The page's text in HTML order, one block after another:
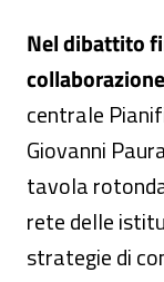
Nel dibattito
centrale
Giovanni
tavola
rete delle
strategie di